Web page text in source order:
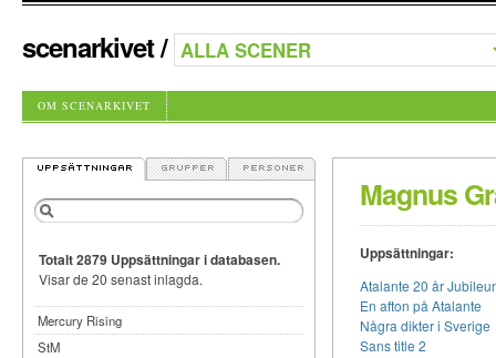
scenarkivet/
OM SCENARKIVET
Magnus
Uppsättningar:
Atalante 20 år
En afton på Atalante
Några dikter i Sverige
Sans title 2
Totalt 2879 Uppsättningar i databasen.
Visar de 20 senast inlagda.
Mercury Rising
StM